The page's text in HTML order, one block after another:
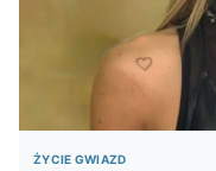
ŻYCIE GWIAZD